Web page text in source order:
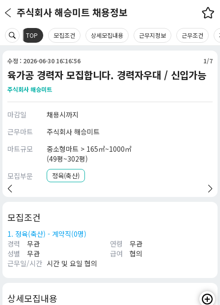
주식회사 해승미트 채용정보
TOP 모집조건 상세모집내용 근무지정보 근무조건
수정 : 2026-06-30 16:16:56 1/7
육가공 경력자 모집합니다. 경력자우대 / 신입가능
주식회사 해승미트
마감일
채용시까지
근무마트
주식회사 해승미트
마트규모
중소형마트 > 165㎡~1000㎡
(49평~302평)
모집부문
정육(축산)
모집조건
1. 정육(축산) - 계약직(0명)
경력
무관 연령
무관
성별
무관 급여
협의
근무일/시간 시간 및 요일 협의
상세모집내용